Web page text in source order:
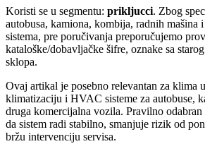
Koristi se u segmentu: prikljucci. Zbog
autobusa, kamiona, kombija, radnih mašina
sistema, pre poručivanja preporučujemo
kataloške/dobavljačke šifre, oznake sa
sklopa.
Ovaj artikal je posebno relevantan za klima
klimatizaciju i HVAC sisteme za autobuse,
druga komercijalna vozila. Pravilno odabran
da sistem radi stabilno, smanjuje rizik od
bržu intervenciju servisa.